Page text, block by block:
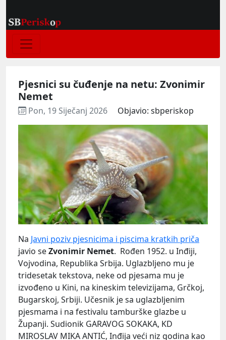
Pjesnici su čuđenje na netu: Zvonimir
Nemet
Pon, 19 Siječanj 2026 Objavio: sbperiskop
Na Javni poziv pjesnicima i piscima kratkih priča
javio seZvonimir Nemet. Rođen 1952. u Inđiji,
Vojvodina, Republika Srbija. Uglazbljeno mu je
tridesetak tekstova, neke od pjesama mu je
izvođeno u Kini, na kineskim televizijama, Grčkoj,
Bugarskoj, Srbiji. Učesnik je sa uglazbljenim
pjesmama i na festivalu tamburške glazbe u
Županji. Sudionik GARAVOG SOKAKA, KD
MIROSLAV MIKA ANTIĆ, Inđija veći niz godina kao